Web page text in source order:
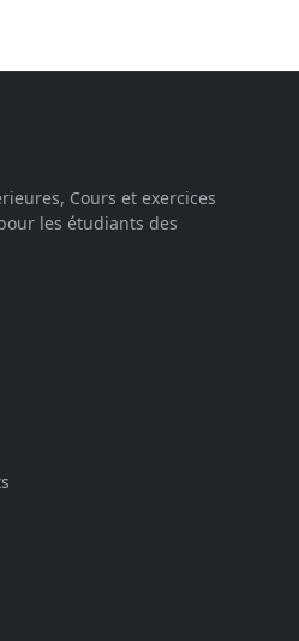
Cours et exercices
les étudiants des